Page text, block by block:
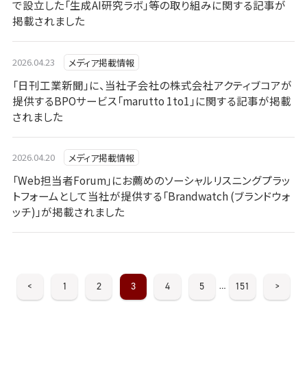
で設立した「生成AI研究ラボ」等の取り組みに関する記事が
掲載されました
2026.04.23 メディア掲載情報
「日刊工業新聞」に、当社子会社の株式会社アクティブコアが
提供するBPOサービス「marutto 1to1」に関する記事が掲載
されました
2026.04.20 メディア掲載情報
「Web担当者Forum」にお薦めのソーシャルリスニングプラッ
トフォームとして当社が提供する「Brandwatch (ブランドウォ
ッチ)」が掲載されました
< 1 2 3 4 5 … 151 >